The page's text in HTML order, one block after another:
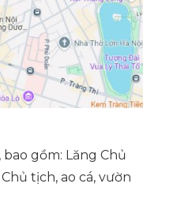
gồm: Lăng Chủ
tịch, ao cá, vườn